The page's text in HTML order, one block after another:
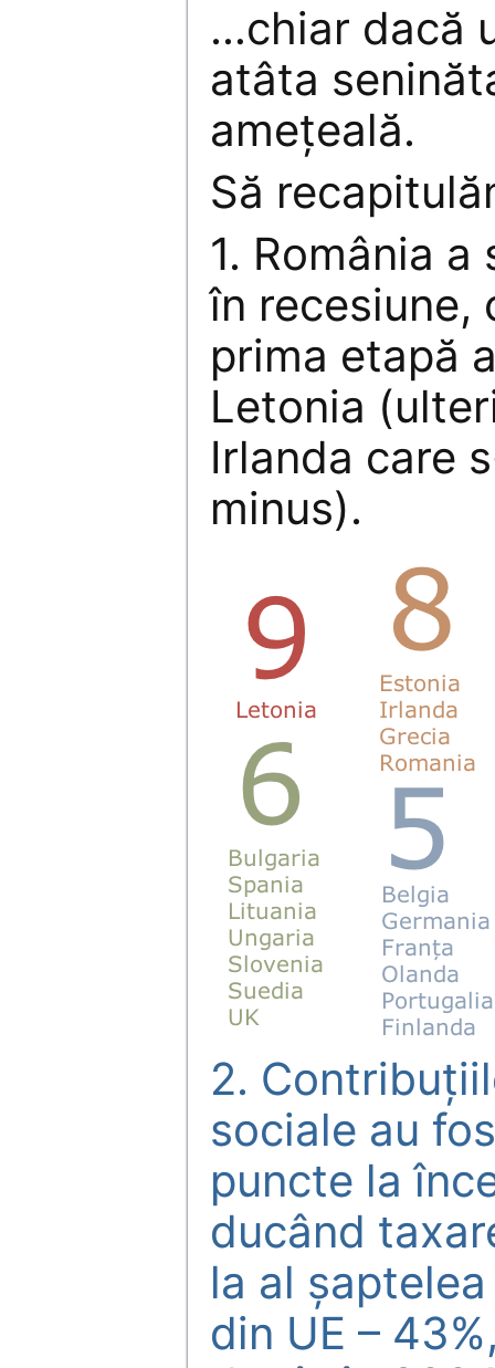
…chiar dacă
atâta
ameţeală.
Să
1. România
în recesiune,
prima etapă
Letonia
Irlanda care
minus).
2.
sociale au
puncte la
ducând
la al
din UE –